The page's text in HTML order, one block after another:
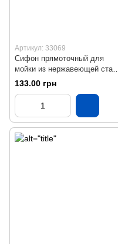
Артикул: 33069
Сифон прямоточный для
мойки из нержавеющей стали
SU14020043 с отводом
KronoPlast
133.00 грн